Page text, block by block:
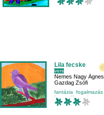
Lila fecske
vers
Nemes Nagy Ágnes
Gazdag Zsófi
fantázia
fogalmazás
harmadikosnak
madarak